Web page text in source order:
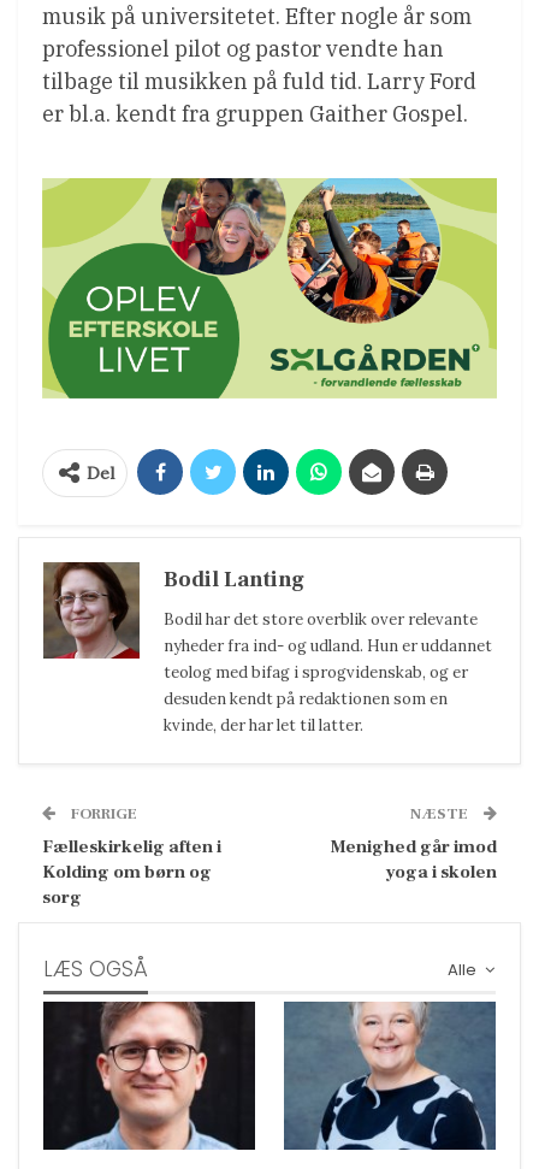
musik på universitetet. Efter nogle år som
professionel pilot og pastor vendte han
tilbage til musikken på fuld tid. Larry Ford
er bl.a. kendt fra gruppen Gaither Gospel.
Del
Bodil Lanting
Bodil har det store overblik over relevante
nyheder fra ind- og udland. Hun er uddannet
teolog med bifag i sprogvidenskab, og er
desuden kendt på redaktionen som en
kvinde, der har let til latter.
FORRIGE
Fælleskirkelig aften i
Kolding om børn og
sorg
NÆSTE
Menighed går imod
yoga i skolen
Alle
LÆS OGSÅ